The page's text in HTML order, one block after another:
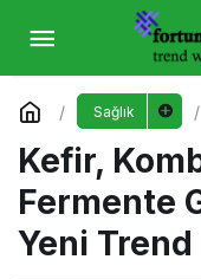
Sağlık
Kefir,
Fermente
Yeni Trend
Kefir,
Sağlıkta Yeni Trend
Yorum Yap